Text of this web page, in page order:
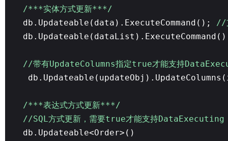
/***实体方式更新***/
db.Updateable(data).ExecuteCommand(); //
//带有UpdateColumns指定true才能支持
/***表达式方式更新***/
//SQL方式更新，需要true才能支持
db.Updateable<Order>()